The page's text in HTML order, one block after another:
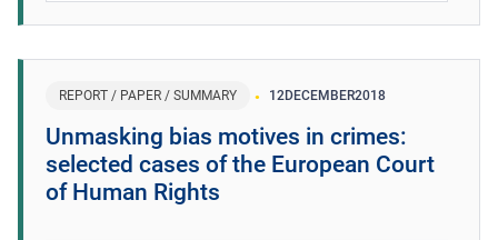
REPORT / PAPER / SUMMARY 12DECEMBER2018
Unmasking bias motives in crimes:
selected cases of the European Court
of Human Rights